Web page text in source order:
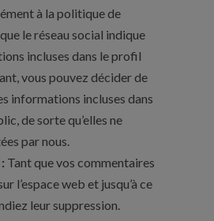
à la politique de
le réseau social indique
incluses dans le profil
vous pouvez décider de
informations incluses dans
de sorte qu’elles ne
par nous.
Tant que vos commentaires
l’espace web et jusqu’à ce
leur suppression.